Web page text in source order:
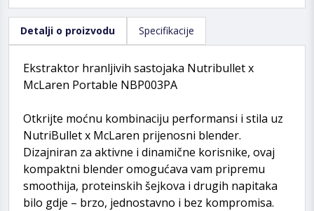
Detalji o proizvodu Specifikacije
Ekstraktor hranljivih sastojaka Nutribullet x
McLaren Portable NBP003PA
Otkrijte moćnu kombinaciju performansi i stila uz
NutriBullet x McLaren prijenosni blender.
Dizajniran za aktivne i dinamične korisnike, ovaj
kompaktni blender omogućava vam pripremu
smoothija, proteinskih šejkova i drugih napitaka
bilo gdje – brzo, jednostavno i bez kompromisa.